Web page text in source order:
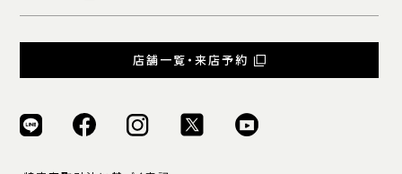
店舗一覧・来店予約